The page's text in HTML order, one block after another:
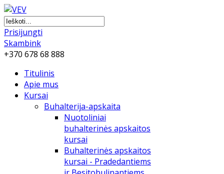
Prisijungti
Skambink
+370 678 68 888
Titulinis
Apie mus
Kursai
Buhalterija-apskaita
Nuotoliniai
buhalterinės apskaitos
kursai
Buhalterinės apskaitos
kursai - Pradedantiems